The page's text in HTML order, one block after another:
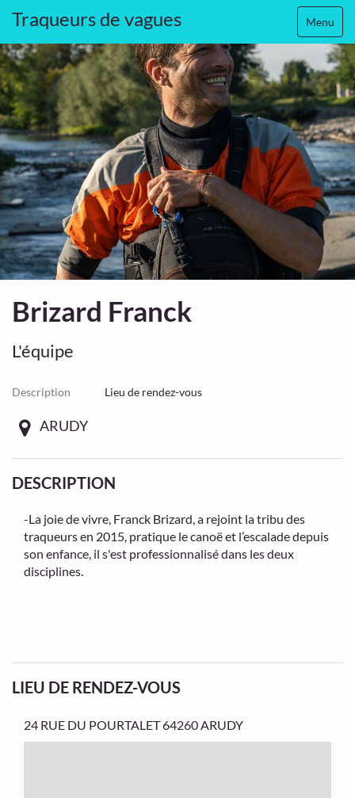
Menu
Traqueurs de vagues
Brizard Franck
L'équipe
Description Lieu de rendez-vous
ARUDY
DESCRIPTION
-La joie de vivre, Franck Brizard, a rejoint la tribu des
traqueurs en 2015, pratique le canoë et l’escalade depuis
son enfance, il s'est professionnalisé dans les deux
disciplines.
LIEU DE RENDEZ-VOUS
24 RUE DU POURTALET64260 ARUDY